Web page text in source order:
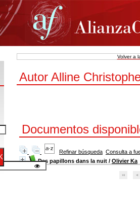
Volver a
Autor Alline
Documentos
Refinar búsqueda Consulta a
Des papillons dans la nuit / Olivier Ka